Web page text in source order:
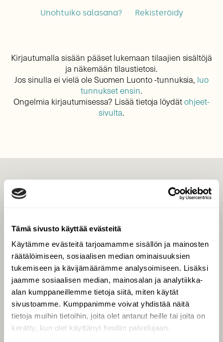
Tämä sivusto käyttää evästeitä
Käytämme evästeitä tarjoamamme sisällön ja mainosten
räätälöimiseen, sosiaalisen median ominaisuuksien
tukemiseen ja kävijämäärämme analysoimiseen. Lisäksi
jaamme sosiaalisen median, mainosalan ja analytiikka-
alan kumppaneillemme tietoja siitä, miten käytät
sivustoamme. Kumppanimme voivat yhdistää näitä
tietoja muihin tietoihin, joita olet antanut heille tai joita on
kerätty, kun olet käyttänyt heidän palvelujaan.
Unohtuiko salasana? Rekisteröidy
Kirjautumalla sisään pääset lukemaan tilaajien sisältöjä
ja näkemään tilaustietosi.
Jos sinulla ei vielä ole Suomen Luonto -tunnuksia, luo
tunnukset ensin.
Ongelmia kirjautumisessa? Lisää tietoja löydätohjeet-
sivulta.
Tilaa digilukuoikeus
Äänestä parasta juttua
Tilaa uutiskirje
SUOMEN LUONNON­
SUOJELU­LIITTO
Suomen Luonto -lehden